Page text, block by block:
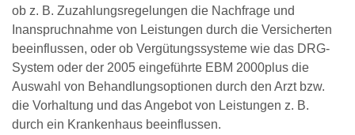
ob z. B. Zuzahlungsregelungen die Nachfrage und
Inanspruchnahme von Leistungen durch die Versicherten
beeinflussen, oder ob Vergütungssysteme wie das DRG-
System oder der 2005 eingeführte EBM 2000plus die
Auswahl von Behandlungsoptionen durch den Arzt bzw.
die Vorhaltung und das Angebot von Leistungen z. B.
durch ein Krankenhaus beeinflussen.